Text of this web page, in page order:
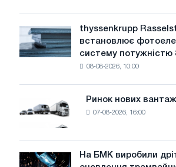
води
загрожує
thyssenkrupp
Rasselstein
встановлює
фотоелектричну
цілей
thyssenkrupp
встановлює
систему потужністю
08-08-2026, 10:00
Ринок
нових
вантажівок
у
липні
Ринок нових
07-08-2026, 16:00
На
На БМК виробили